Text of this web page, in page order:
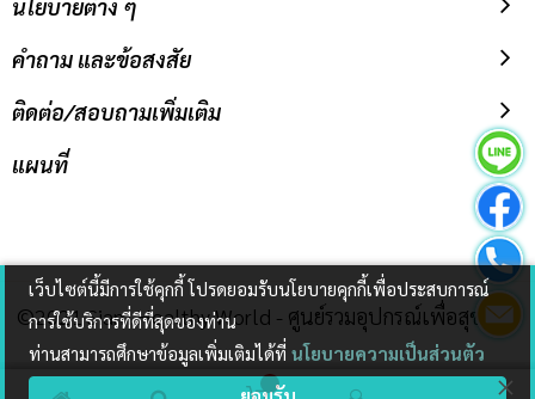
เว็บไซต์นี้มีการใช้คุกกี้ โปรดยอมรับนโยบายคุกกี้เพื่อประสบการณ์
การใช้บริการที่ดีที่สุดของท่าน
ท่านสามารถศึกษาข้อมูลเพิ่มเติมได้ที่ นโยบายความเป็นส่วนตัว
นโยบายต่าง ๆ
คำถาม และข้อสงสัย
ติดต่อ/สอบถามเพิ่มเติม
แผนที่
©2021 Siam Healthy World - ศูนย์รวมอุปกรณ์เพื่อสุขภาพ